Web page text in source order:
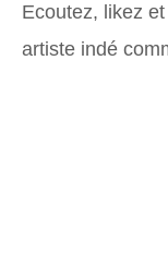
Ecoutez, likez et
artiste indé